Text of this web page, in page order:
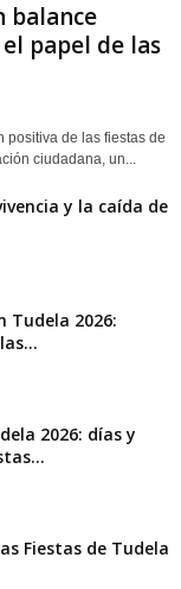
balance
papel de las
positiva de las fiestas de
ciudadana, un...
y la caída de
Tudela 2026:
2026: días y
Fiestas de Tudela